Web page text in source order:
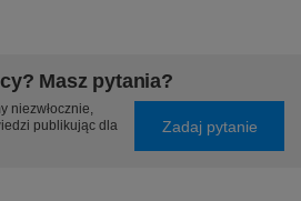
Masz pytania?
niezwłocznie,
publikując dla
Zadaj pytanie